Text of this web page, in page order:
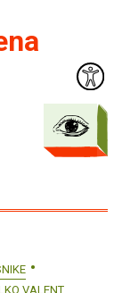
VALENT